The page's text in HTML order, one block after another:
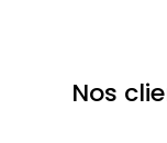
Nos